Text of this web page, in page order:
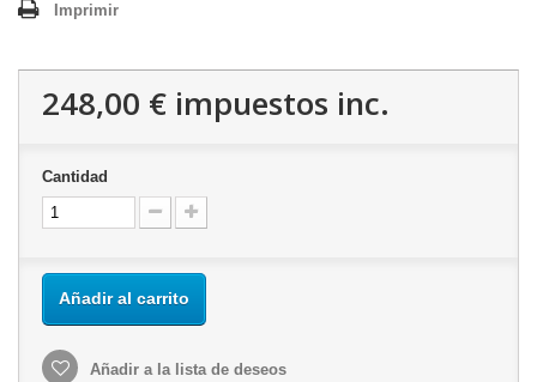
Imprimir
248,00 € impuestos inc.
Cantidad
Añadir al carrito
Añadir a la lista de deseos